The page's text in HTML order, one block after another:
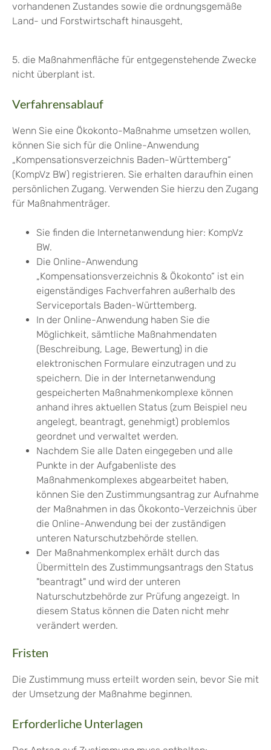
vorhandenen Zustandes sowie die ordnungsgemäße
Land- und Forstwirtschaft hinausgeht,
5. die Maßnahmenfläche für entgegenstehende Zwecke
nicht überplant ist.
Verfahrensablauf
Wenn Sie eine Ökokonto-Maßnahme umsetzen wollen,
können Sie sich für die Online-Anwendung
„Kompensationsverzeichnis Baden-Württemberg“
(KompVz BW) registrieren. Sie erhalten daraufhin einen
persönlichen Zugang. Verwenden Sie hierzu den Zugang
für Maßnahmenträger.
Sie finden die Internetanwendung hier: KompVz
BW.
Die Online-Anwendung
„Kompensationsverzeichnis & Ökokonto“ ist ein
eigenständiges Fachverfahren außerhalb des
Serviceportals Baden-Württemberg.
In der Online-Anwendung haben Sie die
Möglichkeit, sämtliche Maßnahmendaten
(Beschreibung, Lage, Bewertung) in die
elektronischen Formulare einzutragen und zu
speichern. Die in der Internetanwendung
gespeicherten Maßnahmenkomplexe können
anhand ihres aktuellen Status (zum Beispiel neu
angelegt, beantragt, genehmigt) problemlos
geordnet und verwaltet werden.
Nachdem Sie alle Daten eingegeben und alle
Punkte in der Aufgabenliste des
Maßnahmenkomplexes abgearbeitet haben,
können Sie den Zustimmungsantrag zur Aufnahme
der Maßnahmen in das Ökokonto-Verzeichnis über
die Online-Anwendung bei der zuständigen
unteren Naturschutzbehörde stellen.
Der Maßnahmenkomplex erhält durch das
Übermitteln des Zustimmungsantrags den Status
"beantragt" und wird der unteren
Naturschutzbehörde zur Prüfung angezeigt. In
diesem Status können die Daten nicht mehr
verändert werden.
Fristen
Die Zustimmung muss erteilt worden sein, bevor Sie mit
der Umsetzung der Maßnahme beginnen.
Erforderliche Unterlagen